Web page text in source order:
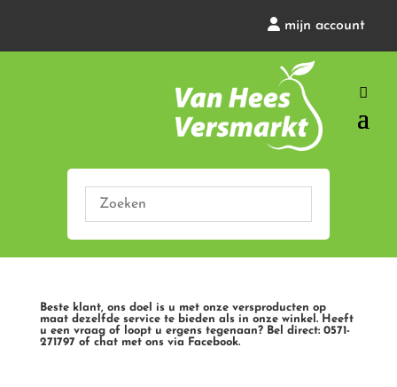
mijn account
Beste klant, ons doel is u met onze versproducten op
maat dezelfde service te bieden als in onze winkel. Heeft
u een vraag of loopt u ergens tegenaan? Bel direct: 0571-
271797 of chat met ons via Facebook.